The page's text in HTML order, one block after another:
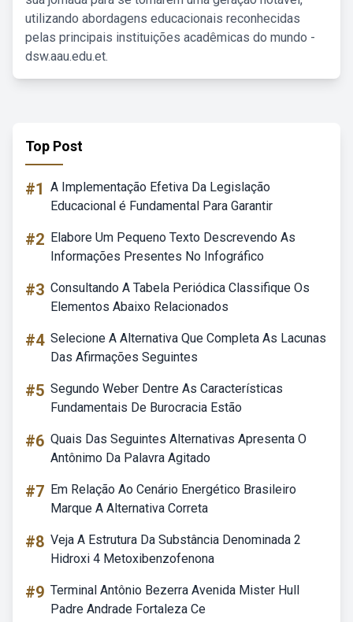
utilizando abordagens educacionais reconhecidas
pelas principais instituições acadêmicas do mundo -
dsw.aau.edu.et.
Top Post
#1 A Implementação Efetiva Da Legislação
Educacional é Fundamental Para Garantir
#2 Elabore Um Pequeno Texto Descrevendo As
Informações Presentes No Infográfico
#3 Consultando A Tabela Periódica Classifique Os
Elementos Abaixo Relacionados
#4 Selecione A Alternativa Que Completa As Lacunas
Das Afirmações Seguintes
#5 Segundo Weber Dentre As Características
Fundamentais De Burocracia Estão
#6 Quais Das Seguintes Alternativas Apresenta O
Antônimo Da Palavra Agitado
#7 Em Relação Ao Cenário Energético Brasileiro
Marque A Alternativa Correta
#8 Veja A Estrutura Da Substância Denominada 2
Hidroxi 4 Metoxibenzofenona
#9 Terminal Antônio Bezerra Avenida Mister Hull
Padre Andrade Fortaleza Ce